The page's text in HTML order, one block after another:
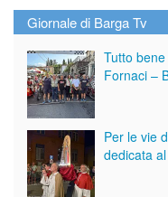
Giornale di Barga Tv
Tutto
Fornaci –
Per le vie
dedicata